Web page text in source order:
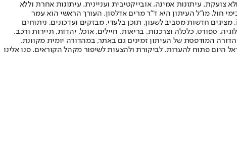
צועקת. עיתונות אמינה, אובייקטיבית ועניינית. עיתונות אחרת וללא
שיעור החשיפה הגבוה ביותר בימי חול. מו"ל העיתון היא ד"ר מרים אדלסון. העורך הראשי הוא עמר
לחמנוביץ, והעורך המייסד הוא עמוס רגב. אתרי האינטרנט של "ישראל היום" בעברית ובאנגלית, כמו כן היישומונים (אפליקציות) לאנדרואיד ול-iOS, מציגים חדשות מסביב לשעון, תוכן בלעדי, מבזקים ועדכונים, ניתוחים
ספורט, כלכלה וצרכנות, בריאות, חיילים, אוכל, יהדות, תיירות ורכב.
המודפסת של העיתון זמינים גם באתר, במהדורה יומית מקוונת,
היום פתוח להערות, לביקורת ולהצעות לשיפור מקהל הקוראים. פנו אלינו